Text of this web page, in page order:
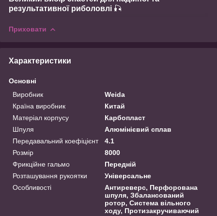
результативної риболовлі 🎣
Приховати
Характеристики
Основні
Виробник
Weida
Країна виробник
Китай
Матеріал корпусу
Карбопласт
Шпуля
Алюмінієвий сплав
Передавальний коефіцієнт
4.1
Розмір
8000
Фрикційне гальмо
Передній
Розташування рукоятки
Універсальне
Особливості
Антиреверс, Перфорована
шпуля, Збалансований
ротор, Система вільного
ходу, Протизакручиваючий